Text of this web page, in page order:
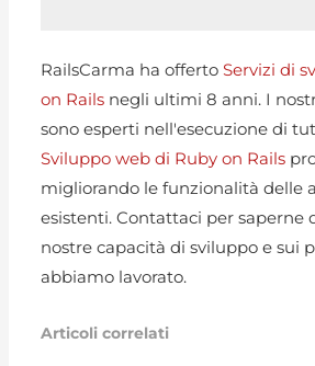
RailsCarma ha offertoServizi di
on Rails negli ultimi 8 anni. I
sono esperti nell'esecuzione di
Sviluppo web di Ruby on Rails
migliorando le funzionalità delle
esistenti. Contattaci per saperne
nostre capacità di sviluppo e sui
abbiamo lavorato.
Articoli correlati